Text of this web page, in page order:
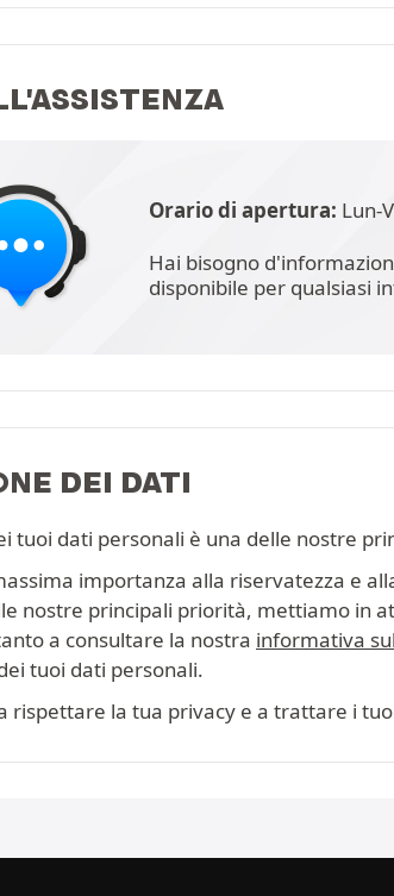
Orario di apertura: Lun-
Hai bisogno
disponibile per qualsiasi
DEI DATI
tuoi dati personali è una delle nostre
importanza alla riservatezza e
nostre principali priorità, mettiamo in
a consultare la nostra informativa
tuoi dati personali.
rispettare la tua privacy e a trattare i